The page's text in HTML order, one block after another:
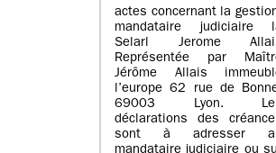
actes concernant la
mandataire judiciaire
Selarl Jerome
Représentée par
Jérôme Allais
l’europe 62 rue de
69003 Lyon.
déclarations des
sont à adresser